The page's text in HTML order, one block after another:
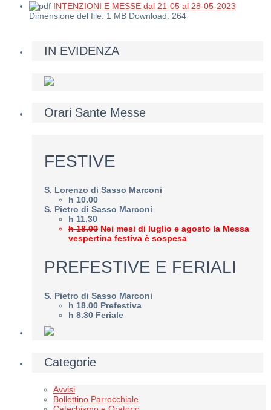
INTENZIONI E MESSE dal 21-05 al 28-05-2023
Dimensione del file: 1 MB Download: 264
IN EVIDENZA
Orari Sante Messe
FESTIVE
S. Lorenzo di Sasso Marconi
h 10.00
S. Pietro di Sasso Marconi
h 11.30
h 18.00 Nei mesi di luglio e agosto la Messa
vespertina festiva è sospesa
PREFESTIVE E FERIALI
S. Pietro di Sasso Marconi
h 18.00 Prefestiva
h 8.30 Feriale
Categorie
Avvisi
Bollettino Parrocchiale